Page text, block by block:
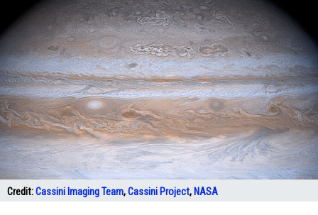
Credit:Cassini Imaging Team,Cassini Project, NASA